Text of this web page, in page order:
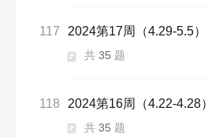
117 2024第17周（4.29-5.5）
共 35 题
118 2024第16周（4.22-4.28）
共 35 题